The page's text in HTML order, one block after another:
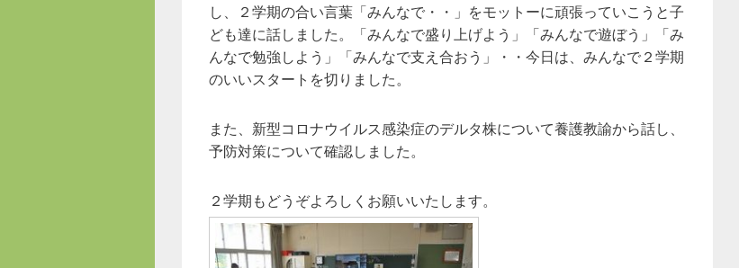
し、２学期の合い言葉「みんなで・・」をモットーに頑張っていこうと子
ども達に話しました。「みんなで盛り上げよう」「みんなで遊ぼう」「み
んなで勉強しよう」「みんなで支え合おう」・・今日は、みんなで２学期
のいいスタートを切りました。
また、新型コロナウイルス感染症のデルタ株について養護教諭から話し、
予防対策について確認しました。
２学期もどうぞよろしくお願いいたします。